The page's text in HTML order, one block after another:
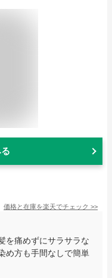
価格と在庫を楽天でチェック >>
を痛めずにサラサラな
め方も手間なしで簡単